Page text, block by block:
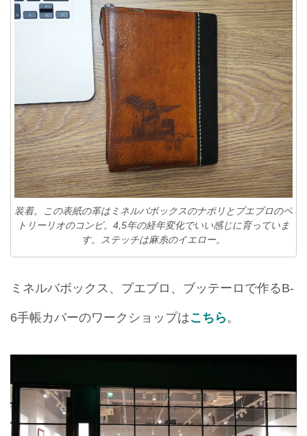
装着。この表紙の革はミネルバボックスのナポリとプエブロのペ
トリーリオのコンビ。4,5年の経年変化でいい感じに育っていま
す。ステッチは麻糸のイエロー。
ミネルバボックス、プエブロ、ブッテーロで作るB-
6手帳カバーのワークショップはこちら。